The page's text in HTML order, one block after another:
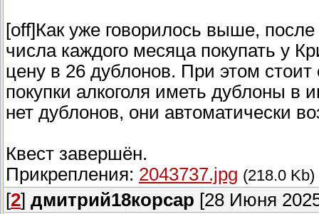
[off]Как уже говорилось выше,
числа каждого месяца покупать у
цену в 26 дублонов. При этом
покупки алкоголя иметь дублоны в
нет дублонов, они автоматически
Квест завершён.
Прикрепления: 2043737.jpg (218.0 Kb)
[2] дмитрий18корсар [28 Июня